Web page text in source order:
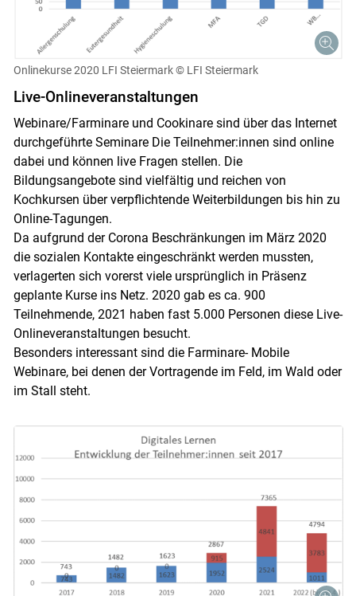
Skip to main content
Onlinekurse 2020 LFI Steiermark © LFI Steiermark
Live-Onlineveranstaltungen
Webinare/Farminare und Cookinare sind über das Internet
durchgeführte Seminare Die Teilnehmer:innen sind online
dabei und können live Fragen stellen. Die
Bildungsangebote sind vielfältig und reichen von
Kochkursen über verpflichtende Weiterbildungen bis hin zu
Online-Tagungen.
Da aufgrund der Corona Beschränkungen im März 2020
die sozialen Kontakte eingeschränkt werden mussten,
verlagerten sich vorerst viele ursprünglich in Präsenz
geplante Kurse ins Netz. 2020 gab es ca. 900
Teilnehmende, 2021 haben fast 5.000 Personen diese Live-
Onlineveranstaltungen besucht.
Besonders interessant sind die Farminare- Mobile
Webinare, bei denen der Vortragende im Feld, im Wald oder
im Stall steht.